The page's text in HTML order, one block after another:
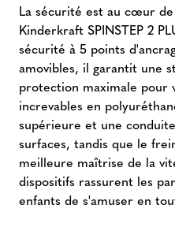
La sécurité est au cœur
Kinderkraft SPINSTEP 2
sécurité à 5 points
amovibles, il garantit une
protection maximale pour
increvables en
supérieure et une
surfaces, tandis que le
meilleure maîtrise de la
dispositifs rassurent les
enfants de s'amuser en